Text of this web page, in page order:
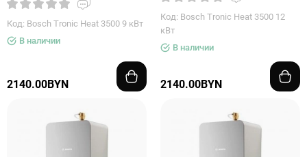
Код: Bosch Tronic Heat 3500 9 кВт
В наличии
2140.00BYN
Код: Bosch Tronic Heat 3500 12
кВт
В наличии
2140.00BYN